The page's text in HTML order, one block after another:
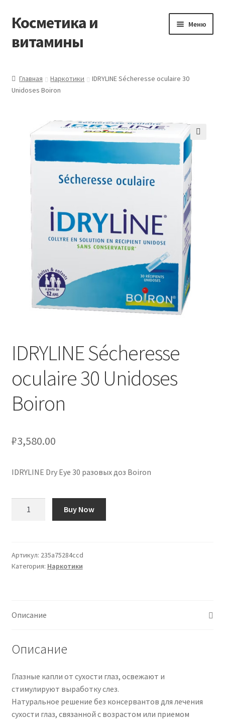
Перейти
к
навигации
Перейти
к
содержимому
Косметика и
витамины
Меню
Виды доставки
Контакты
Мой аккаунт
Оставить отзыв
Оформление заказа
Подтверждение заказа
Скидки
Главная Наркотики
IDRYLINE Sécheresse oculaire 30
Unidoses Boiron
IDRYLINE Sécheresse
oculaire 30 Unidoses
Boiron
₽3,580.00
IDRYLINE Dry Eye 30 разовых доз Boiron
oculaire
30
Buy Now
Артикул: 235a75284ccd
Категория: Наркотики
Описание
Описание
Глазные капли от сухости глаз, освежают и
стимулируют выработку слез.
Натуральное решение без консервантов для лечения
сухости глаз, связанной с возрастом или приемом